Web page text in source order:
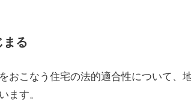
まる
おこなう住宅の法的適合性について、
ます。